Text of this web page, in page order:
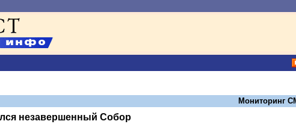
Мониторинг
незавершенный Собор